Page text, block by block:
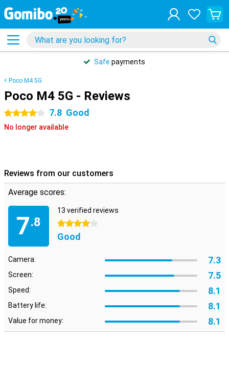
Safe payments
Poco M4 5G
Poco M4 5G - Reviews
4 stars 7.8 Good
No longer available
Reviews from our customers
Average scores:
7.8
13 verified reviews
4 stars
Good
Camera: 7.3
Screen: 7.5
Speed: 8.1
Battery life: 8.1
Value for money: 8.1